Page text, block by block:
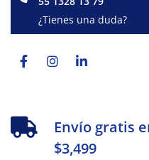
¿Tienes una duda?
Facebook-
f
Instagram
Linkedin-
Envío gratis
$3,499